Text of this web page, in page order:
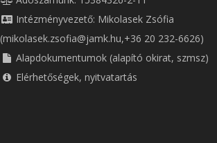
Intézményvezető: Mikolasek Zsófia
(mikolasek.zsofia@jamk.hu,+36 20 232-6626)
Alapdokumentumok (alapító okirat, szmsz)
Elérhetőségek, nyitvatartás